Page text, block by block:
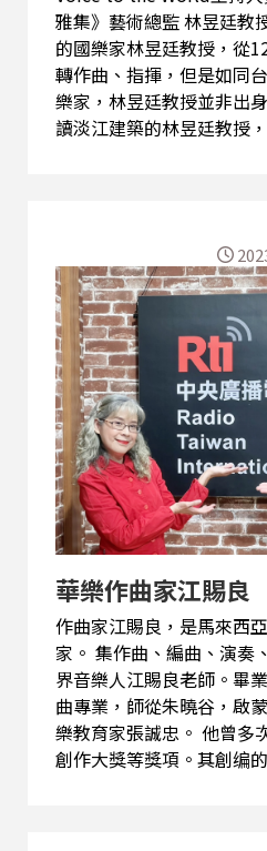
雅集》藝術總監 林昱廷教授 國樂界深受大家敬
的國樂家林昱廷教授，從
轉作曲、指揮，但是如同
樂家，林昱廷教授並非出
讀淡江建築的林昱廷教授
揮、演奏、教學、研究與
《歡樂中國節》、《喜慶
為臺灣區音樂比賽曲目。
會甲種學術研究獎勵；獲
臺北縣教育會優良教師、
等榮銜。早年參與創設國
灣國樂團），曾擔任國家
樂學會理事長，是臺灣國
也是介文在藝專時，最敬愛的老師
務工作後，林昱廷教授除
的評審，更擔任了
擔任師曠知音雅集國樂團藝術總監
集》國樂團是個很特別...
華樂作曲家江賜良
作曲家江賜良，是馬來西
家。 集作曲、編曲、演奏、策畫、教學于一身的跨
界音樂人江賜良老師。畢
曲專業，師從朱曉谷，啟
樂教育家張誠忠。 他曾多次獲得國際華樂作曲大賽
創作大獎等獎項。其創编